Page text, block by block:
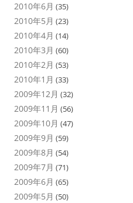
2010年6月 (35)
2010年5月 (23)
2010年4月 (14)
2010年3月 (60)
2010年2月 (53)
2010年1月 (33)
2009年12月 (32)
2009年11月 (56)
2009年10月 (47)
2009年9月 (59)
2009年8月 (54)
2009年7月 (71)
2009年6月 (65)
2009年5月 (50)